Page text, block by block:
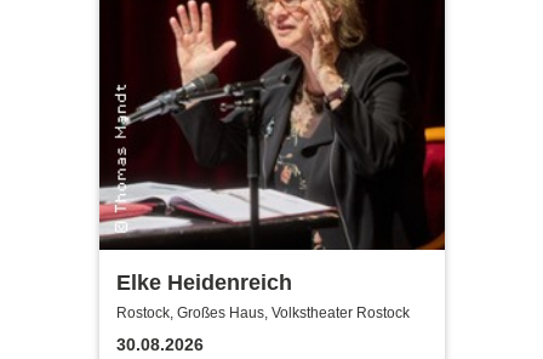
Elke Heidenreich
Rostock, Großes Haus, Volkstheater Rostock
30.08.2026